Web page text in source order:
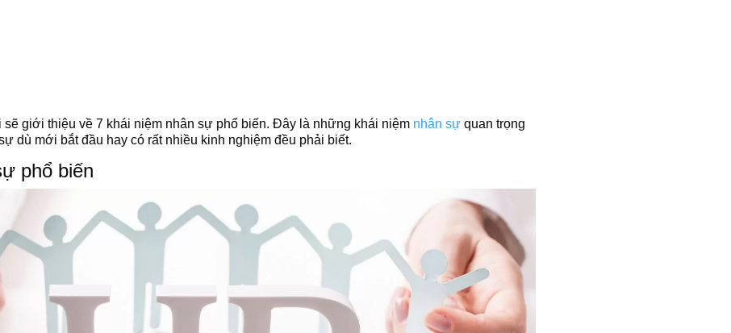
sẽ giới thiệu về 7 khái niệm nhân sự phổ biến. Đây là những khái niệm nhân sựquan trọng
dù mới bắt đầu hay có rất nhiều kinh nghiệm đều phải biết.
phổ biến